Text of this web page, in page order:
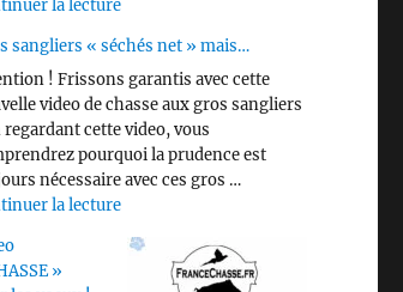
la lecturede « Peut on chasser le marcassin ?!
sangliers « séchés net » mais…
! Frissons garantis avec cette
video de chasse aux gros sangliers
regardant cette video, vous
pourquoi la prudence est
nécessaire avec ces gros …
la lecturede « Gros sangliers « séchés net »
»